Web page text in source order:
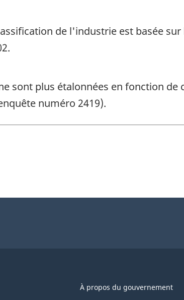
de l'industrie est basée sur
sont plus étalonnées en fonction de
numéro 2419).
À propos du gouvernement